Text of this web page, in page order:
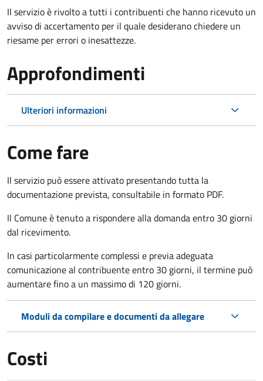
Il servizio è rivolto a tutti i contribuenti che hanno ricevuto un
avviso di accertamento per il quale desiderano chiedere un
riesame per errori o inesattezze.
Approfondimenti
Ulteriori informazioni
Come fare
Il servizio può essere attivato presentando tutta la
documentazione prevista, consultabile in formato PDF.
Il Comune è tenuto a rispondere alla domanda entro 30 giorni
dal ricevimento.
In casi particolarmente complessi e previa adeguata
comunicazione al contribuente entro 30 giorni, il termine può
aumentare fino a un massimo di 120 giorni.
Moduli da compilare e documenti da allegare
Costi